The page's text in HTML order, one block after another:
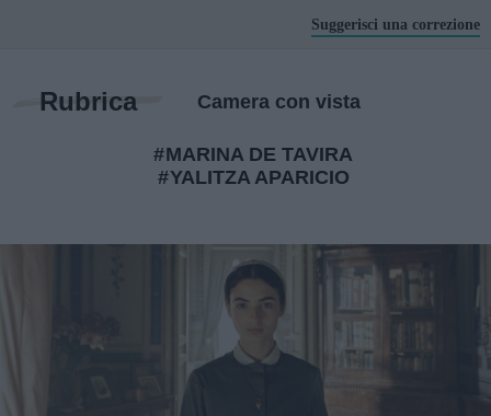
Suggerisci una correzione
Rubrica Camera con vista
MARINA DE TAVIRA
YALITZA APARICIO